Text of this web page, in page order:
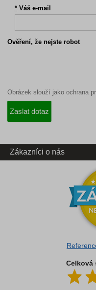
* Váš e-mail
Ověření, že nejste robot
Obrázek slouží jako ochrana
Zákazníci o nás
Celková